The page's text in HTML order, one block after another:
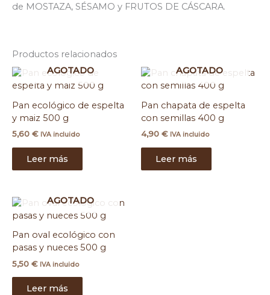
de MOSTAZA, SÉSAMO y FRUTOS DE CÁSCARA.
Productos relacionados
AGOTADO
Pan ecológico de espelta
y maiz 500 g
5,60 € IVA incluido
Leer más
AGOTADO
Pan chapata de espelta
con semillas 400 g
4,90 € IVA incluido
Leer más
AGOTADO
Pan oval ecológico con
pasas y nueces 500 g
5,50 € IVA incluido
Leer más